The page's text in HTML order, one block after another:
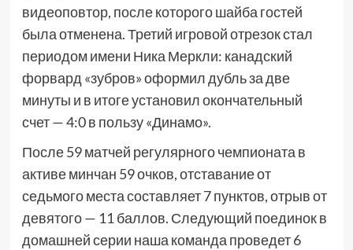
видеоповтор, после которого шайба гостей
была отменена. Третий игровой отрезок стал
периодом имени Ника Меркли: канадский
форвард «зубров» оформил дубль за две
минуты и в итоге установил окончательный
счет — 4:0 в пользу «Динамо».
После 59 матчей регулярного чемпионата в
активе минчан 59 очков, отставание от
седьмого места составляет 7 пунктов, отрыв от
девятого — 11 баллов. Следующий поединок в
домашней серии наша команда проведет 6